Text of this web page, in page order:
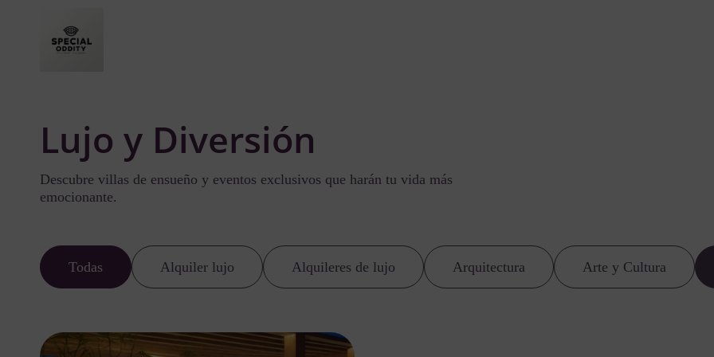
Lujo y Diversión
Descubre villas de ensueño y eventos exclusivos que harán tu vida más
emocionante.
Todas Alquiler lujo Alquileres de lujo Arquitectura Arte y Cultura